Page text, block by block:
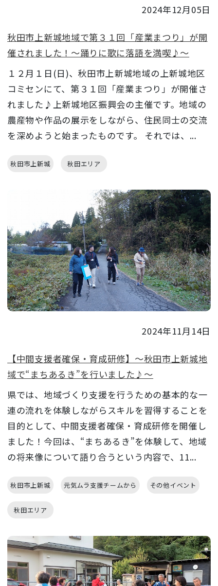
2024年12月05日
秋田市上新城地域で第３１回「産業まつり」が開
催されました！～踊りに歌に落語を満喫♪～
１２月１日(日)、秋田市上新城地域の上新城地区
コミセンにて、第３１回「産業まつり」が開催さ
れました♪上新城地区振興会の主催です。地域の
農産物や作品の展示をしながら、住民同士の交流
を深めようと始まったものです。 それでは、...
秋田市上新城 秋田エリア
2024年11月14日
【中間支援者確保・育成研修】～秋田市上新城地
域で“まちあるき”を行いました♪～
県では、地域づくり支援を行うための基本的な一
連の流れを体験しながらスキルを習得することを
目的として、中間支援者確保・育成研修を開催し
ました！今回は、“まちあるき”を体験して、地域
の将来像について語り合うという内容で、11...
秋田市上新城 元気ムラ支援チームから その他イベント
秋田エリア